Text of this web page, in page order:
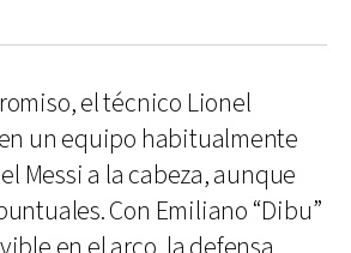
el técnico Lionel
un equipo habitualmente
Messi a la cabeza, aunque
Con Emiliano “Dibu”